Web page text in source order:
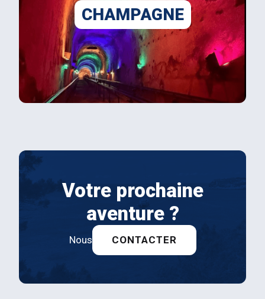
CHAMPAGNE
Votre prochaine
aventure ?
Nous CONTACTER